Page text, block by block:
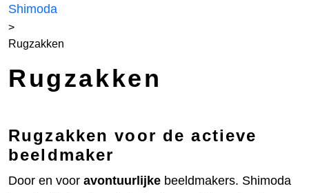
Shimoda
>
Rugzakken
Rugzakken
Rugzakken voor de actieve
beeldmaker
Door en voor avontuurlijke beeldmakers. Shimoda